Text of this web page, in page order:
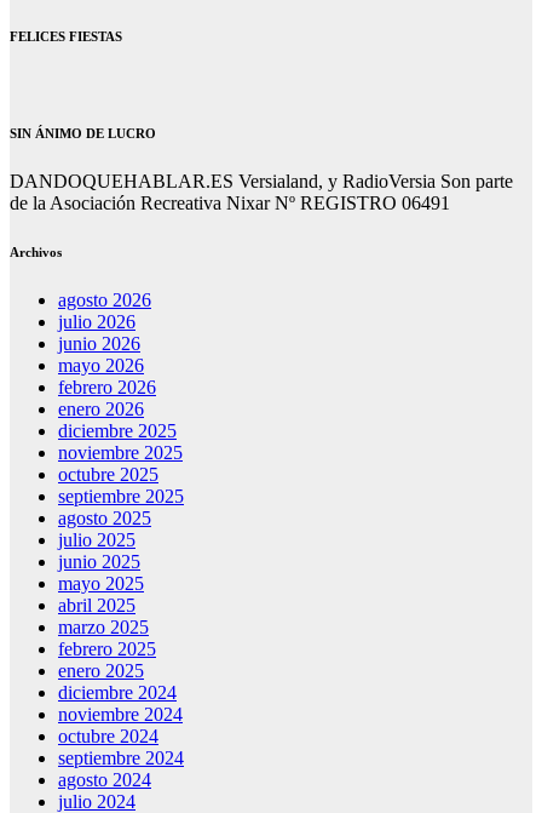
FELICES FIESTAS
SIN ÁNIMO DE LUCRO
DANDOQUEHABLAR.ES Versialand, y RadioVersia Son parte
de la Asociación Recreativa Nixar Nº REGISTRO 06491
Archivos
agosto 2026
julio 2026
junio 2026
mayo 2026
febrero 2026
enero 2026
diciembre 2025
noviembre 2025
octubre 2025
septiembre 2025
agosto 2025
julio 2025
junio 2025
mayo 2025
abril 2025
marzo 2025
febrero 2025
enero 2025
diciembre 2024
noviembre 2024
octubre 2024
septiembre 2024
agosto 2024
julio 2024